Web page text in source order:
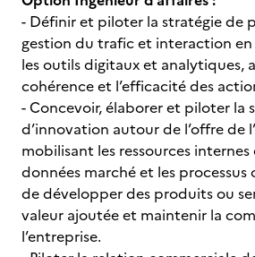
- Définir et piloter la stratégie de
gestion du trafic et interaction
les outils digitaux et analytiques,
cohérence et l’efficacité des
- Concevoir, élaborer et piloter la
d’innovation autour de l’offre de
mobilisant les ressources internes
données marché et les
de développer des produits ou
valeur ajoutée et maintenir la
l’entreprise.